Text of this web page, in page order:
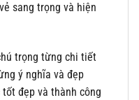
sang trọng và hiện
trọng từng chi tiết
ý nghĩa và đẹp
đẹp và thành công